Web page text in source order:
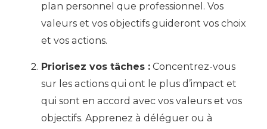
plan personnel que professionnel. Vos
valeurs et vos objectifs guideront vos choix
et vos actions.
Priorisez vos tâches : Concentrez-vous
sur les actions qui ont le plus d’impact et
qui sont en accord avec vos valeurs et vos
objectifs. Apprenez à déléguer ou à